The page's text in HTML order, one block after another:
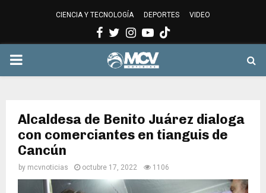
CIENCIA Y TECNOLOGÍA DEPORTES VIDEO
Facebook
Twitter
Instagram
Youtube
PRIMARY
Alcaldesa de Benito Juárez dialoga
con comerciantes en tianguis de
Cancún
by mcvnoticias octubre 17, 2022 1106